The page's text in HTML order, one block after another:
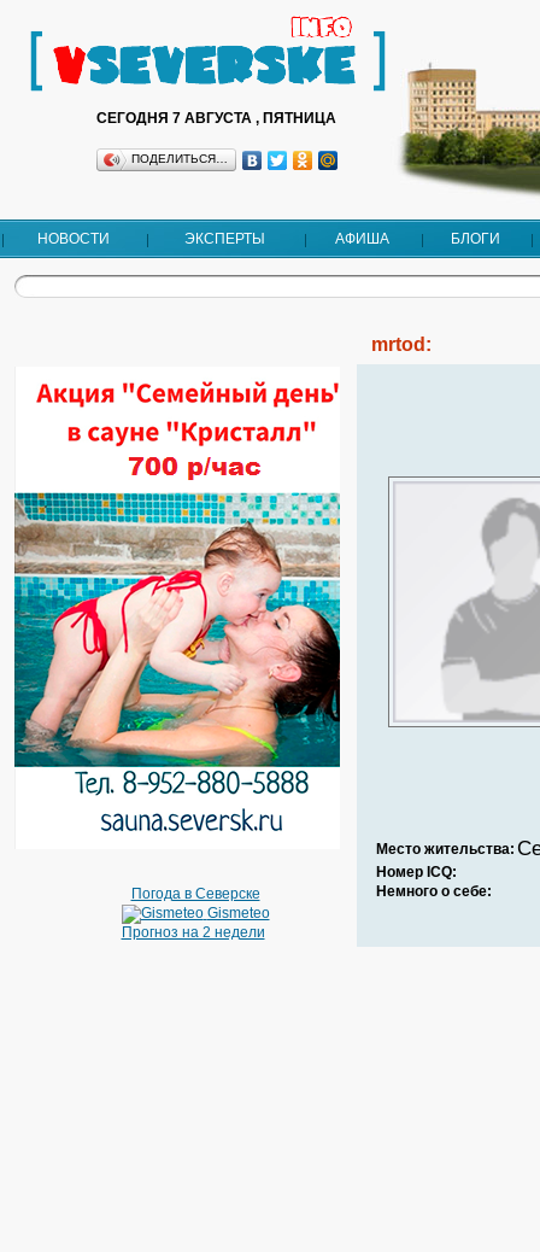
СЕГОДНЯ 7 АВГУСТА , ПЯТНИЦА
ПОДЕЛИТЬСЯ…
НОВОСТИ ЭКСПЕРТЫ АФИША БЛОГИ
Погода в Северске
Gismeteo
Прогноз на 2 недели
mrtod:
Место жительства:
Номер ICQ:
Немного о себе: